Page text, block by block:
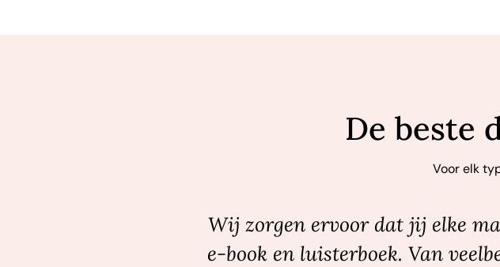
De beste
Voor elk
Wij zorgen ervoor dat jij elke
e-book en luisterboek. Van